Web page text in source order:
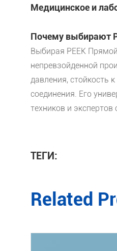
Медицинское и
Почему выбирают
Выбирая PEEK
непревзойденной
давления, стойкость
соединения. Его
техников и
ТЕГИ:
Related